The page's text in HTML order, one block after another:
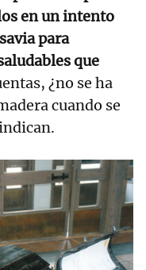
en un intento
para
que
¿no se ha
cuando se